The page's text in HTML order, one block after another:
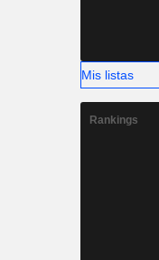
Mis listas
Rankings